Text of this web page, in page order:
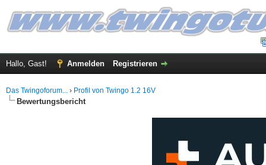
Hallo, Gast! Anmelden Registrieren
Das Twingoforum... › Profil von Twingo 1.2 16V
Bewertungsbericht